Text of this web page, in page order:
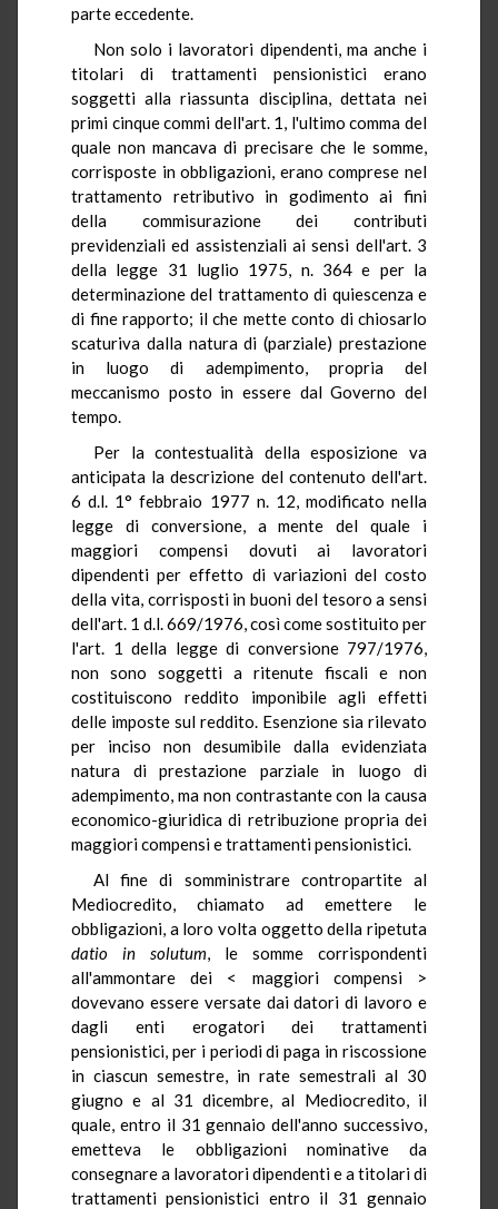
parte eccedente.
Non solo i lavoratori dipendenti, ma anche i
titolari di trattamenti pensionistici erano
soggetti alla riassunta disciplina, dettata nei
primi cinque commi dell'art. 1, l'ultimo comma del
quale non mancava di precisare che le somme,
corrisposte in obbligazioni, erano comprese nel
trattamento retributivo in godimento ai fini
della commisurazione dei contributi
previdenziali ed assistenziali ai sensi dell'art. 3
della legge 31 luglio 1975, n. 364 e per la
determinazione del trattamento di quiescenza e
di fine rapporto; il che mette conto di chiosarlo
scaturiva dalla natura di (parziale) prestazione
in luogo di adempimento, propria del
meccanismo posto in essere dal Governo del
tempo.
Per la contestualità della esposizione va
anticipata la descrizione del contenuto dell'art.
6 d.l. 1° febbraio 1977 n. 12, modificato nella
legge di conversione, a mente del quale i
maggiori compensi dovuti ai lavoratori
dipendenti per effetto di variazioni del costo
della vita, corrisposti in buoni del tesoro a sensi
dell'art. 1 d.l. 669/1976, così come sostituito per
l'art. 1 della legge di conversione 797/1976,
non sono soggetti a ritenute fiscali e non
costituiscono reddito imponibile agli effetti
delle imposte sul reddito. Esenzione sia rilevato
per inciso non desumibile dalla evidenziata
natura di prestazione parziale in luogo di
adempimento, ma non contrastante con la causa
economico-giuridica di retribuzione propria dei
maggiori compensi e trattamenti pensionistici.
Al fine di somministrare contropartite al
Mediocredito, chiamato ad emettere le
obbligazioni, a loro volta oggetto della ripetuta
datio in solutum, le somme corrispondenti
all'ammontare dei < maggiori compensi >
dovevano essere versate dai datori di lavoro e
dagli enti erogatori dei trattamenti
pensionistici, per i periodi di paga in riscossione
in ciascun semestre, in rate semestrali al 30
giugno e al 31 dicembre, al Mediocredito, il
quale, entro il 31 gennaio dell'anno successivo,
emetteva le obbligazioni nominative da
consegnare a lavoratori dipendenti e a titolari di
trattamenti pensionistici entro il 31 gennaio